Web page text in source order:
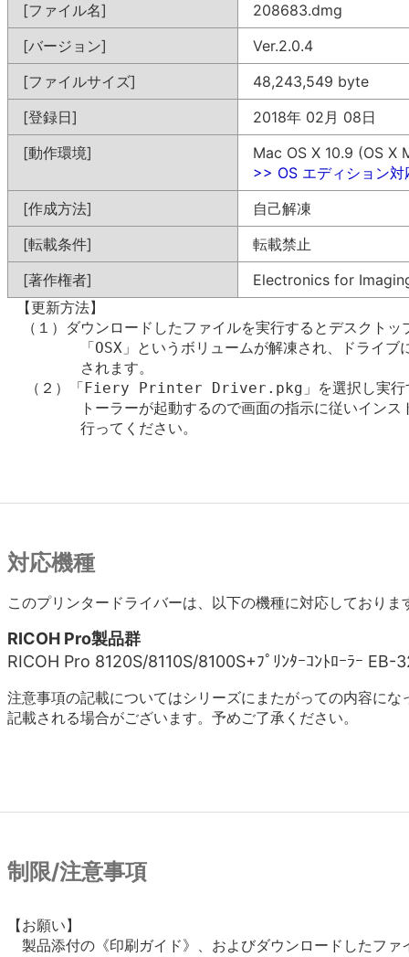
[ファイル名]
208683.dmg
[バージョン]
Ver.2.0.4
[ファイルサイズ]
48,243,549 byte
[登録日]
2018年 02月 08日
[動作環境]
Mac OS X 10.9 (OS X
>> OS エディション対
[作成方法]
自己解凍
[転載条件]
転載禁止
[著作権者]
Electronics for
【更新方法】
（１）ダウンロードしたファイルを実行するとデスクトッ
「OSX」というボリュームが解凍され、ドライブ
        されます。
（２）「Fiery Printer Driver.pkg」を選択し実行
トーラーが起動するので画面の指示に従いインス
        行ってください。
対応機種
このプリンタードライバーは、以下の機種に対応しておりま
RICOH Pro製品群
RICOH Pro 8120S/8110S/8100S+ﾌﾟﾘﾝﾀｰｺﾝﾄﾛｰﾗｰ EB-
注意事項の記載についてはシリーズにまたがっての内容に
記載される場合がございます。予めご了承ください。
制限/注意事項
【お願い】
製品添付の《印刷ガイド》、およびダウンロードしたファ